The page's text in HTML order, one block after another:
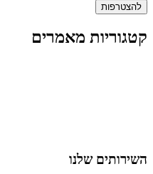
להצטרפות
קטגוריות מאמרים
השירותים שלנו